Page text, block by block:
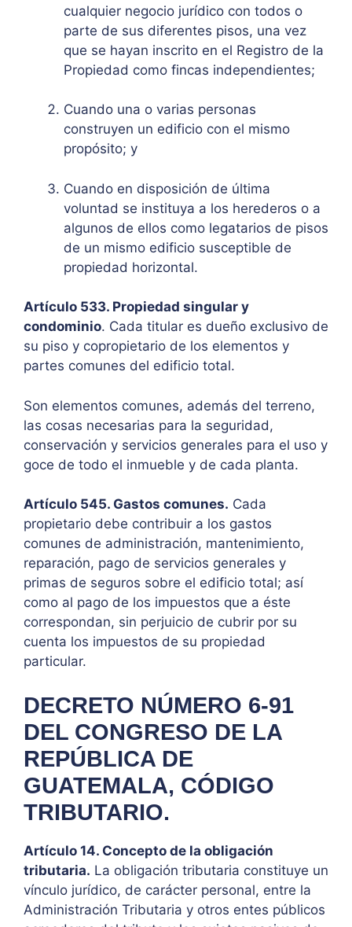
cualquier negocio jurídico con todos o
parte de sus diferentes pisos, una vez
que se hayan inscrito en el Registro de la
Propiedad como fincas independientes;
Cuando una o varias personas
construyen un edificio con el mismo
propósito; y
Cuando en disposición de última
voluntad se instituya a los herederos o a
algunos de ellos como legatarios de pisos
de un mismo edificio susceptible de
propiedad horizontal.
Artículo 533. Propiedad singular y
condominio. Cada titular es dueño exclusivo de
su piso y copropietario de los elementos y
partes comunes del edificio total.
Son elementos comunes, además del terreno,
las cosas necesarias para la seguridad,
conservación y servicios generales para el uso y
goce de todo el inmueble y de cada planta.
Artículo 545. Gastos comunes. Cada
propietario debe contribuir a los gastos
comunes de administración, mantenimiento,
reparación, pago de servicios generales y
primas de seguros sobre el edificio total; así
como al pago de los impuestos que a éste
correspondan, sin perjuicio de cubrir por su
cuenta los impuestos de su propiedad
particular.
DECRETO NÚMERO 6-91
DEL CONGRESO DE LA
REPÚBLICA DE
GUATEMALA, CÓDIGO
TRIBUTARIO.
Artículo 14. Concepto de la obligación
tributaria. La obligación tributaria constituye un
vínculo jurídico, de carácter personal, entre la
Administración Tributaria y otros entes públicos